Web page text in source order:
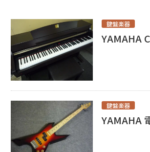
鍵盤楽器
鍵盤楽器